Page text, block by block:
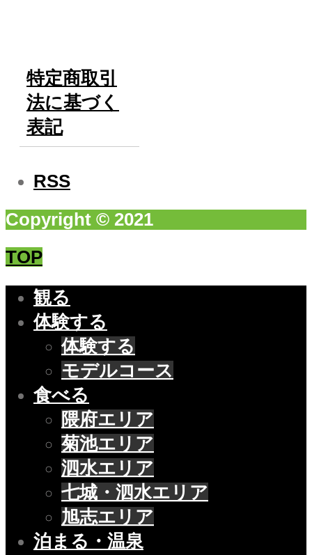
特定商取引
法に基づく
表記
RSS
Copyright © 2021
TOP
観る
体験する
体験する
モデルコース
食べる
隈府エリア
菊池エリア
泗水エリア
七城・泗水エリア
旭志エリア
泊まる・温泉